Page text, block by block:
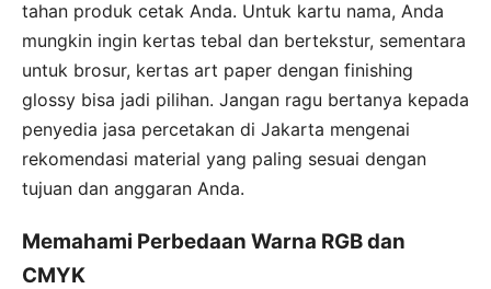
tahan produk cetak Anda. Untuk kartu nama, Anda
mungkin ingin kertas tebal dan bertekstur, sementara
untuk brosur, kertas art paper dengan finishing
glossy bisa jadi pilihan. Jangan ragu bertanya kepada
penyedia jasa percetakan di Jakarta mengenai
rekomendasi material yang paling sesuai dengan
tujuan dan anggaran Anda.
Memahami Perbedaan Warna RGB dan
CMYK